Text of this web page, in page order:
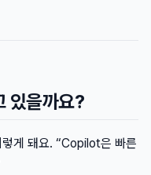
있을까요?
게 돼요. “Copilot은 빠른